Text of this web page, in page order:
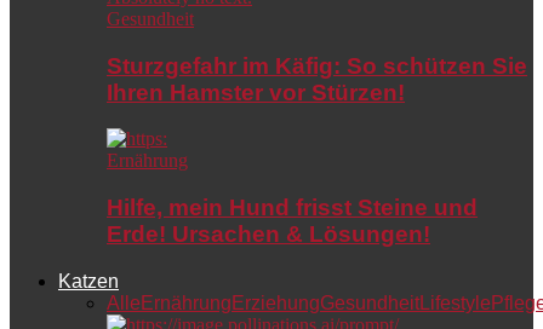
Gesundheit
Sturzgefahr im Käfig: So schützen Sie
Ihren Hamster vor Stürzen!
Ernährung
Hilfe, mein Hund frisst Steine und
Erde! Ursachen & Lösungen!
Katzen
Alle Ernährung ErziehungGesundheitLifestyle